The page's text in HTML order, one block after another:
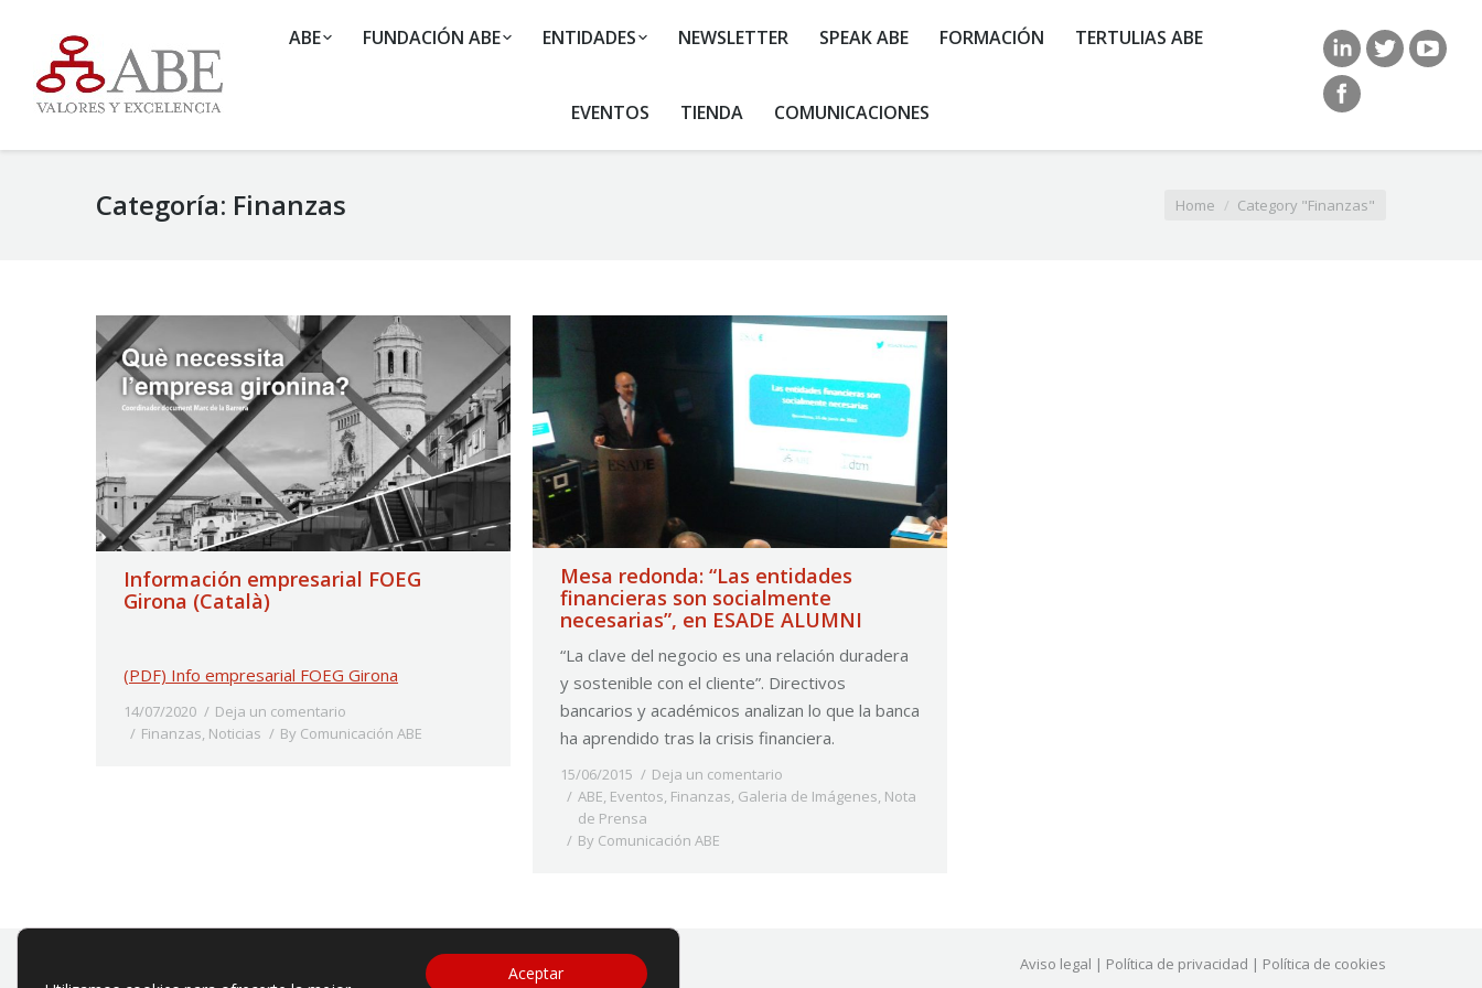
ABE FUNDACIÓN ABE ENTIDADES NEWSLETTER SPEAK ABE FORMACIÓN TERTULIAS ABE
EVENTOS TIENDA COMUNICACIONES
Categoría: Finanzas Home Category "Finanzas"
Información empresarial FOEG
Girona (Català)
(PDF) Info empresarial FOEG Girona
14/07/2020
Deja un comentario
Finanzas Noticias By Comunicación ABE
Mesa redonda: “Las entidades
financieras son socialmente
necesarias”, en ESADE ALUMNI
“La clave del negocio es una relación duradera
y sostenible con el cliente”. Directivos
bancarios y académicos analizan lo que la banca
ha aprendido tras la crisis financiera.
15/06/2015
Deja un comentario
ABE, Eventos, Finanzas, Galeria de Imágenes, Nota
de Prensa
By Comunicación ABE
ABE es una asociación privada sin ánimo de lucro. Aviso legal | Política de privacidad | Política de cookies
Aceptar